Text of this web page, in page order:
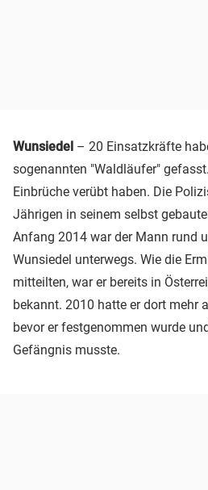
Wunsiedel – 20 Einsatzkräfte
sogenannten "Waldläufer"
Einbrüche verübt haben. Die
Jährigen in seinem selbst
Anfang 2014 war der Mann rund
Wunsiedel unterwegs. Wie die
mitteilten, war er bereits in
bekannt. 2010 hatte er dort mehr
bevor er festgenommen wurde
Gefängnis musste.